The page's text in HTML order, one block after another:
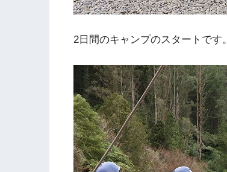
2日間のキャンプのスタートです。